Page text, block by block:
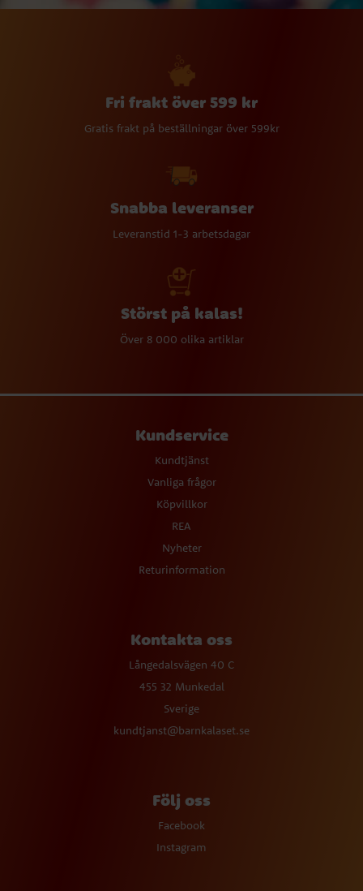
Fri frakt över 599 kr
Gratis frakt på beställningar över 599kr
Snabba leveranser
Leveranstid 1-3 arbetsdagar
Störst på kalas!
Över 8 000 olika artiklar
Kundservice
Kundtjänst
Vanliga frågor
Köpvillkor
REA
Nyheter
Returinformation
Kontakta oss
Långedalsvägen 40 C
455 32 Munkedal
Sverige
kundtjanst@barnkalaset.se
Följ oss
Facebook
Instagram